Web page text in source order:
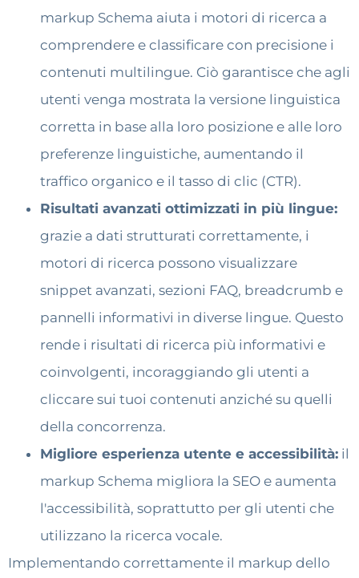
markup Schema aiuta i motori di ricerca a
comprendere e classificare con precisione i
contenuti multilingue. Ciò garantisce che agli
utenti venga mostrata la versione linguistica
corretta in base alla loro posizione e alle loro
preferenze linguistiche, aumentando il
traffico organico e il tasso di clic (CTR).
Risultati avanzati ottimizzati in più lingue:
grazie a dati strutturati correttamente, i
motori di ricerca possono visualizzare
snippet avanzati, sezioni FAQ, breadcrumb e
pannelli informativi in ​​diverse lingue. Questo
rende i risultati di ricerca più informativi e
coinvolgenti, incoraggiando gli utenti a
cliccare sui tuoi contenuti anziché su quelli
della concorrenza.
Migliore esperienza utente e accessibilità: il
markup Schema migliora la SEO e aumenta
l'accessibilità, soprattutto per gli utenti che
utilizzano la ricerca vocale.
Implementando correttamente il markup dello